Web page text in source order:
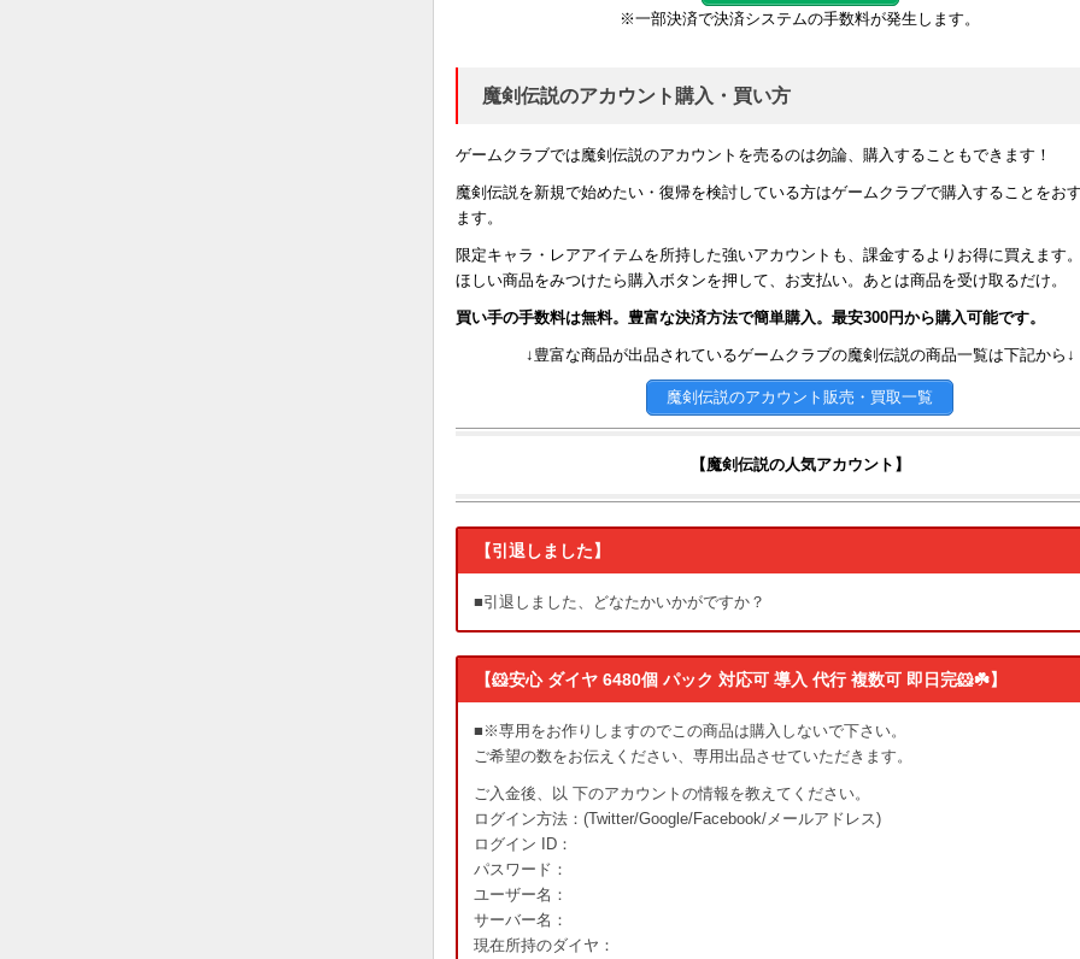
※一部決済で決済システムの手数料が発生します。
魔剣伝説のアカウント購入・買い方
ゲームクラブでは魔剣伝説のアカウントを売るのは勿論、購入することもできます！
魔剣伝説を新規で始めたい・復帰を検討している方はゲームクラブで購入することをお
ます。
限定キャラ・レアアイテムを所持した強いアカウントも、課金するよりお得に買えます
ほしい商品をみつけたら購入ボタンを押して、お支払い。あとは商品を受け取るだけ。
買い手の手数料は無料。豊富な決済方法で簡単購入。最安300円から購入可能です。
↓豊富な商品が出品されているゲームクラブの魔剣伝説の商品一覧は下記から↓
魔剣伝説のアカウント販売・買取一覧
【魔剣伝説の人気アカウント】
【引退しました】
■引退しました、どなたかいかがですか？
【🐹安心 ダイヤ 6480個 パック 対応可 導入 代行 複数可 即日完🐹☘️】
■※専用をお作りしますのでこの商品は購入しないで下さい。
ご希望の数をお伝えください、専用出品させていただきます。
ご入金後、以 下のアカウントの情報を教えてください。
ログイン方法：(Twitter/Google/Facebook/メールアドレス)
ログイン ID：
パスワード：
ユーザー名：
サーバー名：
現在所持のダイヤ：